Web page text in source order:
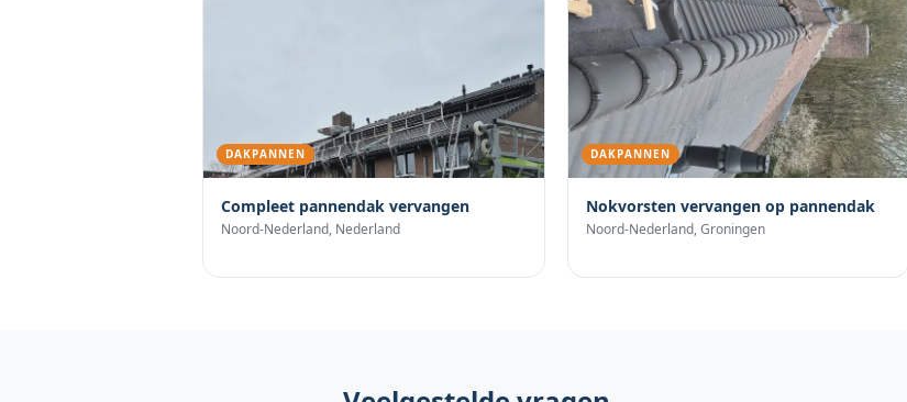
DAKPANNEN
Compleet pannendak vervangen
Noord-Nederland, Nederland
DAKPANNEN
Nokvorsten vervangen op pannendak
Noord-Nederland,Groningen